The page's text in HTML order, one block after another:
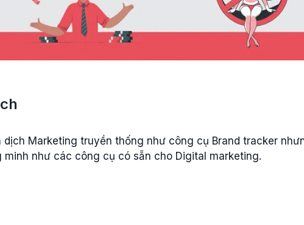
Marketing truyền thống như công cụ Brand tracker
như các công cụ có sẵn cho Digital marketing.